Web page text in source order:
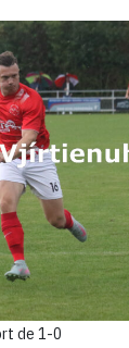
de 1-0